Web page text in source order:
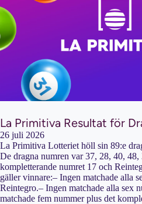
La Primitiva Resultat för
26 juli 2026
La Primitiva Lotteriet höll sin 89:e
De dragna numren var 37, 28, 40, 48,
kompletterande numret 17 och
gäller vinnare:– Ingen matchade alla
Reintegro.– Ingen matchade alla sex
matchade fem nummer plus det